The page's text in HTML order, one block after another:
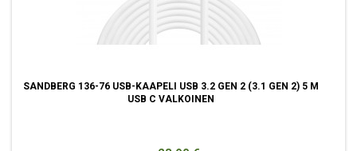
SANDBERG 136-76 USB-KAAPELI USB 3.2 GEN 2 (3.1 GEN 2) 5 M
USB C VALKOINEN